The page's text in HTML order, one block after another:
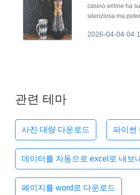
casinò online ha
silenziosa ma
diventata un vero
2026-04-04
관련 테마
사진 대량 다운로드 파이썬
데이터를 자동으로 excel로 내보
페이지를 word로 다운로드